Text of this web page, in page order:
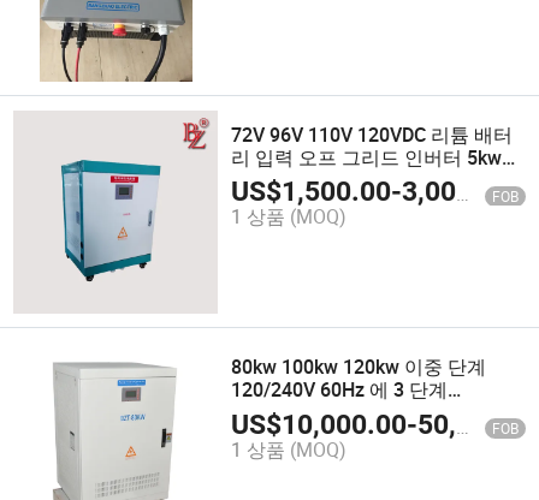
72V 96V 110V 120VDC 리튬 배터
리 입력 오프 그리드 인버터 5kw
에어컨
US$1,500.00-3,000.00 FOB
1 상품 (MOQ)
80kw 100kw 120kw 이중 단계
120/240V 60Hz 에 3 단계
127/220VAC 60Hz 고효율 전력 변
환기
US$10,000.00-50,000.00 FOB
1 상품 (MOQ)